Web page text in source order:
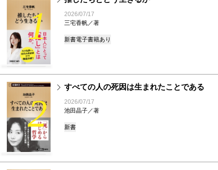
1
2026/07/17
三宅香帆／著
新書電子書籍あり
2
すべての人の死因は生まれたことである
2026/07/17
池田晶子／著
新書